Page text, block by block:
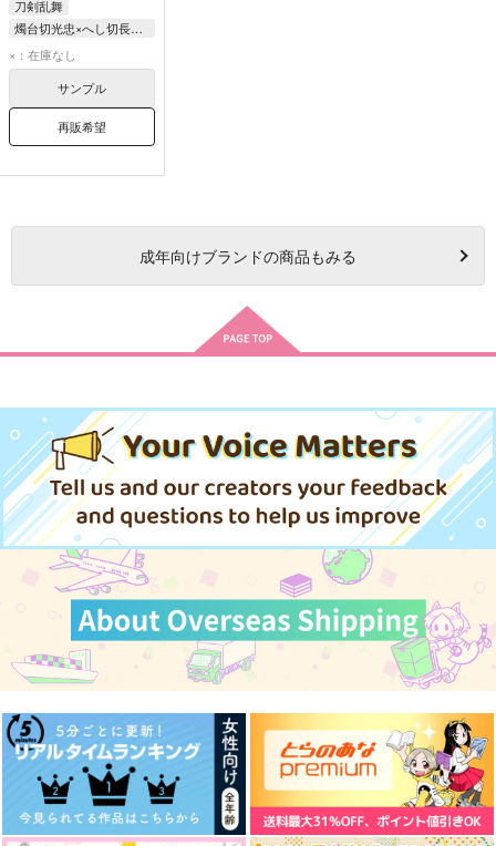
刀剣乱舞
燭台切光忠×へし切長谷部
×：在庫なし
サンプル
再販希望
成年向けブランドの商品もみる